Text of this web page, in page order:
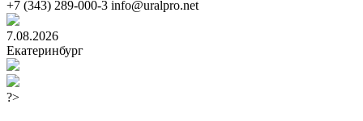
+7 (343) 289-000-3 info@uralpro.net
7.08.2026
Екатеринбург
?>